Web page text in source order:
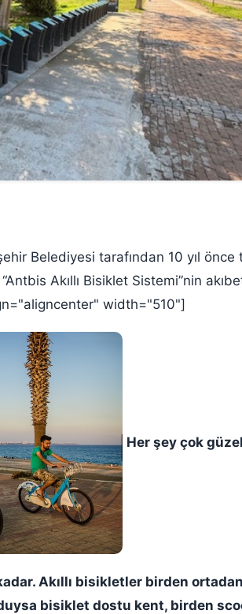
Belediyesi tarafından 10 yıl önce
Akıllı Bisiklet Sistemi”nin
width="510"]
Her şey çok güzel
Akıllı bisikletler birden ortadan
bisiklet dostu kent, birden